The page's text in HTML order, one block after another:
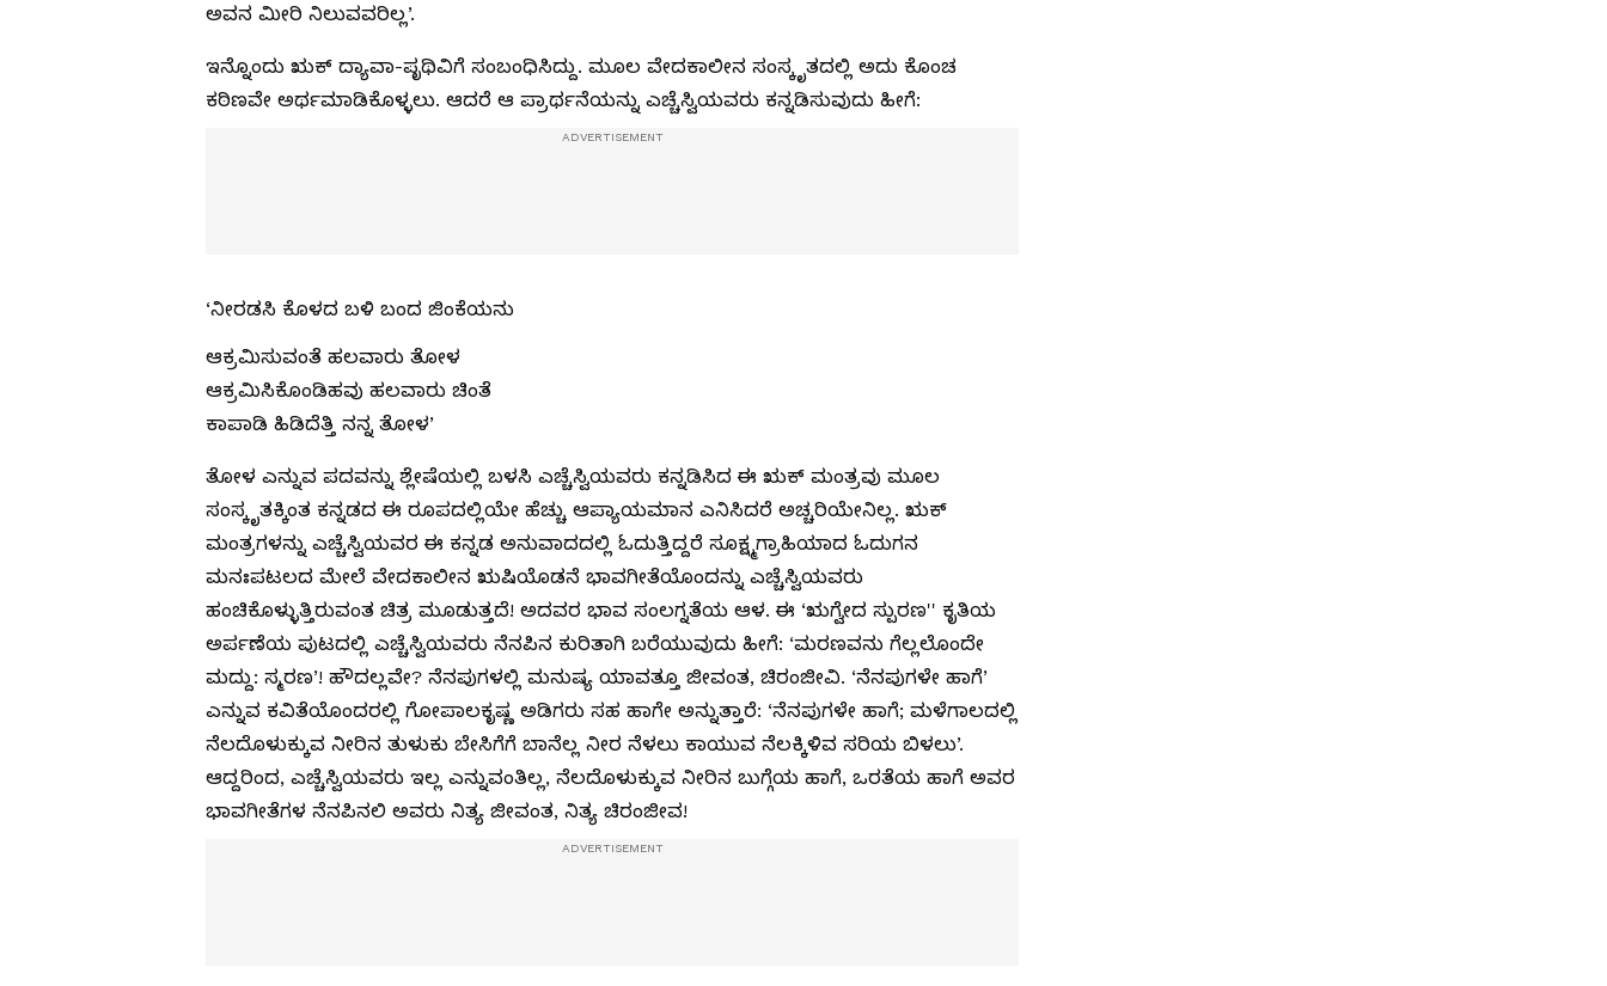
ಅವನ ಮೀರಿ ನಿಲುವವರಿಲ್ಲ’.
ಇನ್ನೊಂದು ಋಕ್ ದ್ಯಾವಾ-ಪೃಥಿವಿಗೆ ಸಂಬಂಧಿಸಿದ್ದು. ಮೂಲ ವೇದಕಾಲೀನ ಸಂಸ್ಕೃತದಲ್ಲಿ ಅದು ಕೊಂಚ
ಕಠಿಣವೇ ಅರ್ಥಮಾಡಿಕೊಳ್ಳಲು. ಆದರೆ ಆ ಪ್ರಾರ್ಥನೆಯನ್ನು ಎಚ್ಚೆಸ್ವಿಯವರು ಕನ್ನಡಿಸುವುದು ಹೀಗೆ:
‘ನೀರಡಸಿ ಕೊಳದ ಬಳಿ ಬಂದ ಜಿಂಕೆಯನು
ಆಕ್ರಮಿಸುವಂತೆ ಹಲವಾರು ತೋಳ
ಆಕ್ರಮಿಸಿಕೊಂಡಿಹವು ಹಲವಾರು ಚಿಂತೆ
ಕಾಪಾಡಿ ಹಿಡಿದೆತ್ತಿ ನನ್ನ ತೋಳ’
ತೋಳ ಎನ್ನುವ ಪದವನ್ನು ಶ್ಲೇಷೆಯಲ್ಲಿ ಬಳಸಿ ಎಚ್ಚೆಸ್ವಿಯವರು ಕನ್ನಡಿಸಿದ ಈ ಋಕ್ ಮಂತ್ರವು ಮೂಲ
ಸಂಸ್ಕೃತಕ್ಕಿಂತ ಕನ್ನಡದ ಈ ರೂಪದಲ್ಲಿಯೇ ಹೆಚ್ಚು ಆಪ್ಯಾಯಮಾನ ಎನಿಸಿದರೆ ಅಚ್ಚರಿಯೇನಿಲ್ಲ. ಋಕ್
ಮಂತ್ರಗಳನ್ನು ಎಚ್ಚೆಸ್ವಿಯವರ ಈ ಕನ್ನಡ ಅನುವಾದದಲ್ಲಿ ಓದುತ್ತಿದ್ದರೆ ಸೂಕ್ಷ್ಮಗ್ರಾಹಿಯಾದ ಓದುಗನ
ಮನಃಪಟಲದ ಮೇಲೆ ವೇದಕಾಲೀನ ಋಷಿಯೊಡನೆ ಭಾವಗೀತೆಯೊಂದನ್ನು ಎಚ್ಚೆಸ್ವಿಯವರು
ಹಂಚಿಕೊಳ್ಳುತ್ತಿರುವಂತ ಚಿತ್ರ ಮೂಡುತ್ತದೆ! ಅದವರ ಭಾವ ಸಂಲಗ್ನತೆಯ ಆಳ. ಈ ‘ಋಗ್ವೇದ ಸ್ಪುರಣ'' ಕೃತಿಯ
ಅರ್ಪಣೆಯ ಪುಟದಲ್ಲಿ ಎಚ್ಚೆಸ್ವಿಯವರು ನೆನಪಿನ ಕುರಿತಾಗಿ ಬರೆಯುವುದು ಹೀಗೆ: ‘ಮರಣವನು ಗೆಲ್ಲಲೊಂದೇ
ಮದ್ದು: ಸ್ಮರಣ’! ಹೌದಲ್ಲವೇ? ನೆನಪುಗಳಲ್ಲಿ ಮನುಷ್ಯ ಯಾವತ್ತೂ ಜೀವಂತ, ಚಿರಂಜೀವಿ. ‘ನೆನಪುಗಳೇ ಹಾಗೆ’
ಎನ್ನುವ ಕವಿತೆಯೊಂದರಲ್ಲಿ ಗೋಪಾಲಕೃಷ್ಣ ಅಡಿಗರು ಸಹ ಹಾಗೇ ಅನ್ನುತ್ತಾರೆ: ‘ನೆನಪುಗಳೇ ಹಾಗೆ; ಮಳೆಗಾಲದಲ್ಲಿ
ನೆಲದೊಳುಕ್ಕುವ ನೀರಿನ ತುಳುಕು ಬೇಸಿಗೆಗೆ ಬಾನೆಲ್ಲ ನೀರ ನೆಳಲು ಕಾಯುವ ನೆಲಕ್ಕಿಳಿವ ಸರಿಯ ಬಿಳಲು’.
ಆದ್ದರಿಂದ, ಎಚ್ಚೆಸ್ವಿಯವರು ಇಲ್ಲ ಎನ್ನುವಂತಿಲ್ಲ, ನೆಲದೊಳುಕ್ಕುವ ನೀರಿನ ಬುಗ್ಗೆಯ ಹಾಗೆ, ಒರತೆಯ ಹಾಗೆ ಅವರ
ಭಾವಗೀತೆಗಳ ನೆನಪಿನಲಿ ಅವರು ನಿತ್ಯ ಜೀವಂತ, ನಿತ್ಯ ಚಿರಂಜೀವ!